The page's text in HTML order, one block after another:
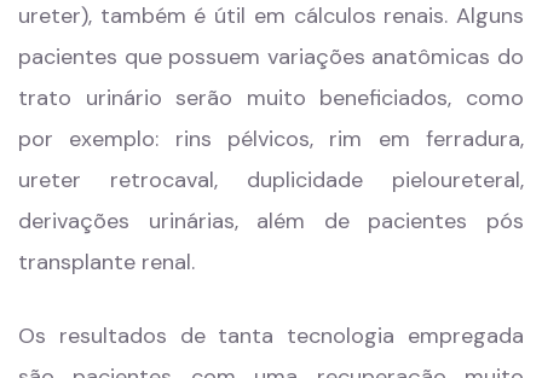
ureter), também é útil em cálculos renais. Alguns
pacientes que possuem variações anatômicas do
trato urinário serão muito beneficiados, como
por exemplo: rins pélvicos, rim em ferradura,
ureter retrocaval, duplicidade pieloureteral,
derivações urinárias, além de pacientes pós
transplante renal.
Os resultados de tanta tecnologia empregada